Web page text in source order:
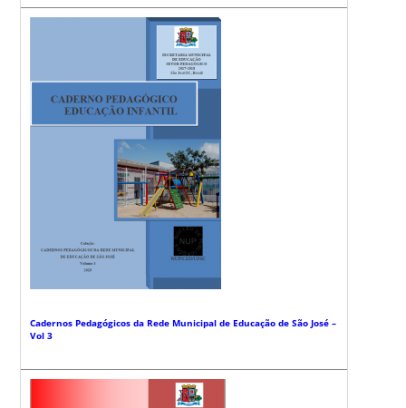
Cadernos Pedagógicos da Rede Municipal de Educação de São José –
Vol 3